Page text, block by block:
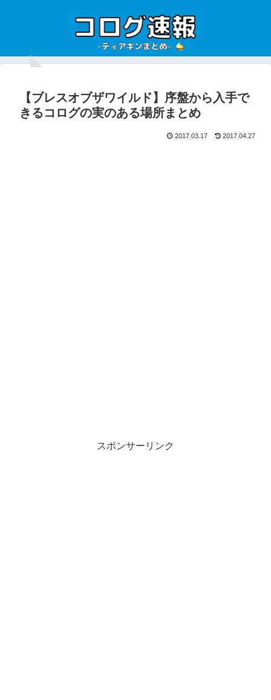
【ブレスオブザワイルド】序盤から入手で
きるコログの実のある場所まとめ
2017.03.17 2017.04.27
スポンサーリンク